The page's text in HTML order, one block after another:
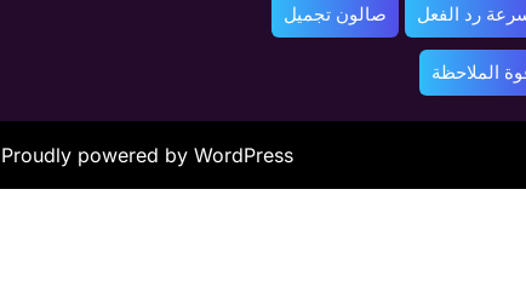
رد الفعل صالون تجميل
الملاحظة
| Proudly powered by WordPress